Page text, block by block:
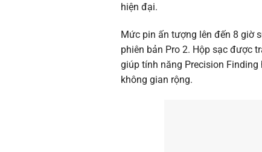
hiện đại.
Mức pin ấn tượng lên đến 8 giờ
phiên bản Pro 2. Hộp sạc được
giúp tính năng Precision
không gian rộng.